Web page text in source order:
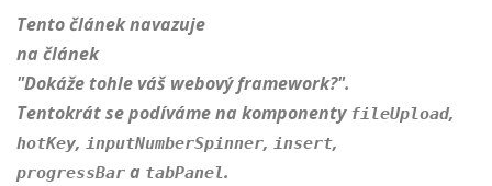
Tento článek navazuje
na článek
"Dokáže tohle váš webový framework?".
Tentokrát se podíváme na komponenty fileUpload,
hotKey, inputNumberSpinner, insert,
progressBar a tabPanel.